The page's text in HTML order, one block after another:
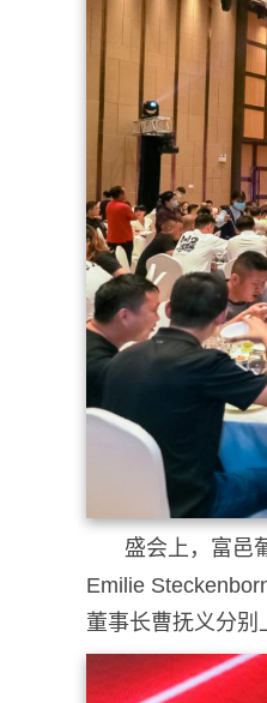
盛会上，富邑
Emilie
董事长曹抚义分别